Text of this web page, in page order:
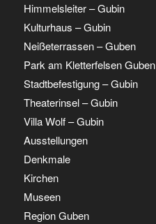
Himmelsleiter – Gubin
Kulturhaus – Gubin
Neißeterrassen – Guben
Park am Kletterfelsen Guben
Stadtbefestigung – Gubin
Theaterinsel – Gubin
Villa Wolf – Gubin
Ausstellungen
Denkmale
Kirchen
Museen
Region Guben